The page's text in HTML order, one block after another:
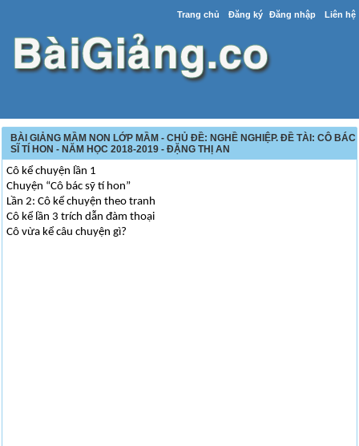
Trang chủ Đăng ký Đăng nhập Liên hệ
BÀI GIẢNG MẦM NON LỚP MẦM - CHỦ ĐỀ: NGHỀ NGHIỆP. ĐỀ TÀI: CÔ BÁC
SĨ TÍ HON - NĂM HỌC 2018-2019 - ĐẶNG THỊ AN
Cô kể chuyện lần 1
Chuyện “Cô bác sỹ tí hon”
Lần 2: Cô kể chuyện theo tranh
Cô kể lần 3 trích dẫn đàm thoại
Cô vừa kể câu chuyện gì?